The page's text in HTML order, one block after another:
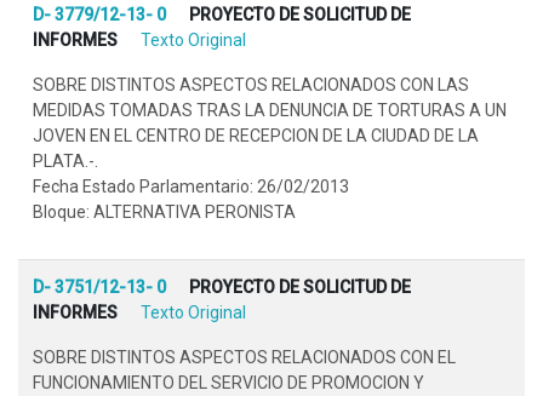
D- 3779/12-13- 0
PROYECTO DE SOLICITUD DE
INFORMES
Texto Original
SOBRE DISTINTOS ASPECTOS RELACIONADOS CON LAS
MEDIDAS TOMADAS TRAS LA DENUNCIA DE TORTURAS A UN
JOVEN EN EL CENTRO DE RECEPCION DE LA CIUDAD DE LA
PLATA.-.
Fecha Estado Parlamentario: 26/02/2013
Bloque: ALTERNATIVA PERONISTA
D- 3751/12-13- 0
PROYECTO DE SOLICITUD DE
INFORMES
Texto Original
SOBRE DISTINTOS ASPECTOS RELACIONADOS CON EL
FUNCIONAMIENTO DEL SERVICIO DE PROMOCION Y